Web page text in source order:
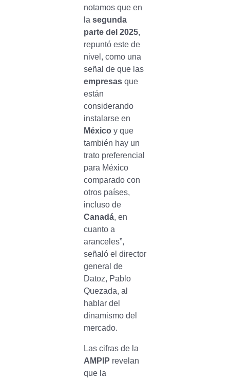
notamos que en
la segunda
parte del 2025,
repuntó este de
nivel, como una
señal de que las
empresasque
están
considerando
instalarse en
Méxicoy que
también hay un
trato preferencial
para México
comparado con
otros países,
incluso de
Canadá, en
cuanto a
aranceles”,
señaló el director
general de
Datoz, Pablo
Quezada, al
hablar del
dinamismo del
mercado.
Las cifras de la
AMPIP revelan
que la